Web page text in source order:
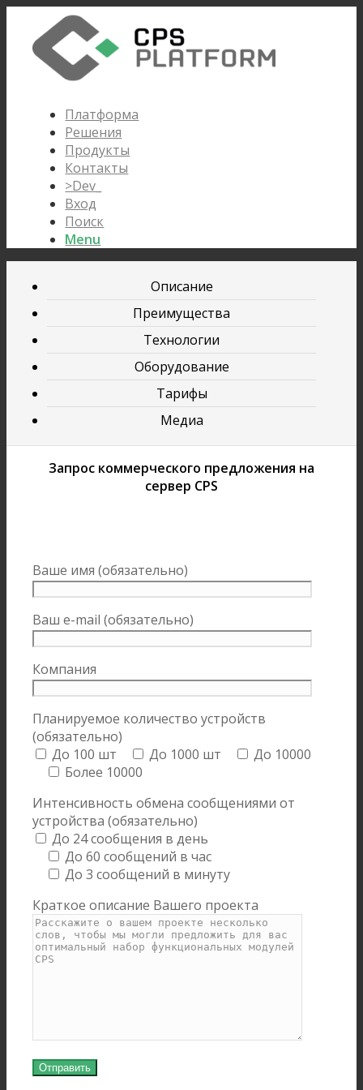
Платформа
Решения
Продукты
Контакты
>Dev_
Вход
Поиск
Menu
Описание
Преимущества
Технологии
Оборудование
Тарифы
Медиа
Запрос коммерческого предложения на
сервер CPS
Ваше имя (обязательно)
Ваш e-mail (обязательно)
Компания
Планируемое количество устройств
(обязательно)
До 100 шт
До 1000 шт
До 10000
Более 10000
Интенсивность обмена сообщениями от
устройства (обязательно)
До 24 сообщения в день
До 60 сообщений в час
До 3 сообщений в минуту
Краткое описание Вашего проекта